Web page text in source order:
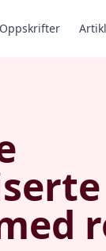
Oppskrifter